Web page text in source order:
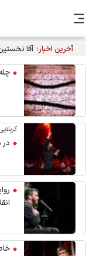
آخرین اخبار: آقا نخستین
چله
در